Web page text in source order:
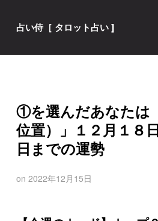
占い侍［ タロット占い ]
①を選んだあなたは
位置）」１２月１８
日までの運勢
on 2022年12月15日